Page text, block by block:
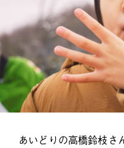
あいどりの高橋鈴枝さ